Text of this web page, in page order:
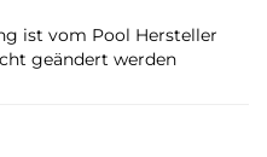
ist vom Pool Hersteller
geändert werden